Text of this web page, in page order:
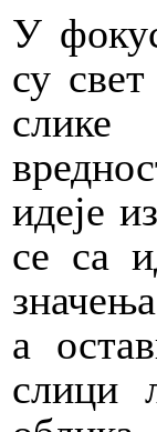
У
су
идеје
се са
а
слици